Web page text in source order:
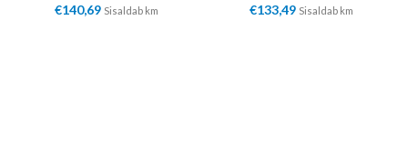
€140,69 Sisaldab km €133,49 Sisaldab km